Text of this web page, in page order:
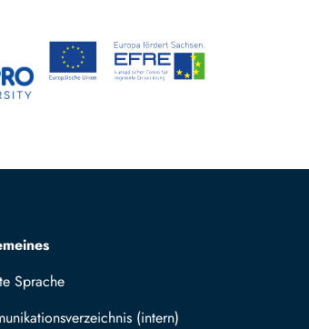
Sprache
(intern)